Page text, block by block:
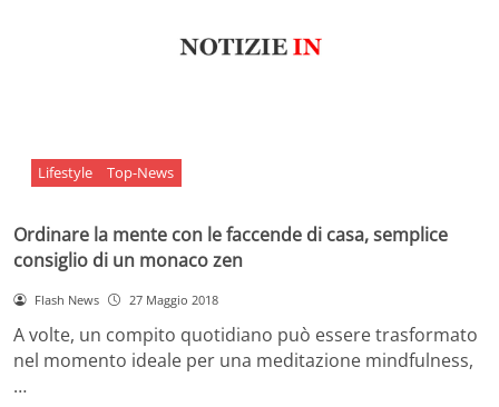
Lifestyle Top-News
Ordinare la mente con le faccende di casa, semplice
consiglio di un monaco zen
Flash News 27 Maggio 2018
A volte, un compito quotidiano può essere trasformato
nel momento ideale per una meditazione mindfulness,
…